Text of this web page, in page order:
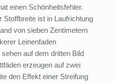
einen Schönheitsfehler.
Stoffbreite ist in Laufrichtung
von sieben Zentimetern
Leinenfaden
auf dem dritten Bild
erzeugen auf zwei
den Effekt einer Streifung